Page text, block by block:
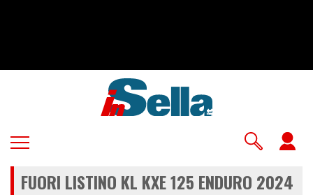
FUORI LISTINO KL KXE 125 ENDURO 2024